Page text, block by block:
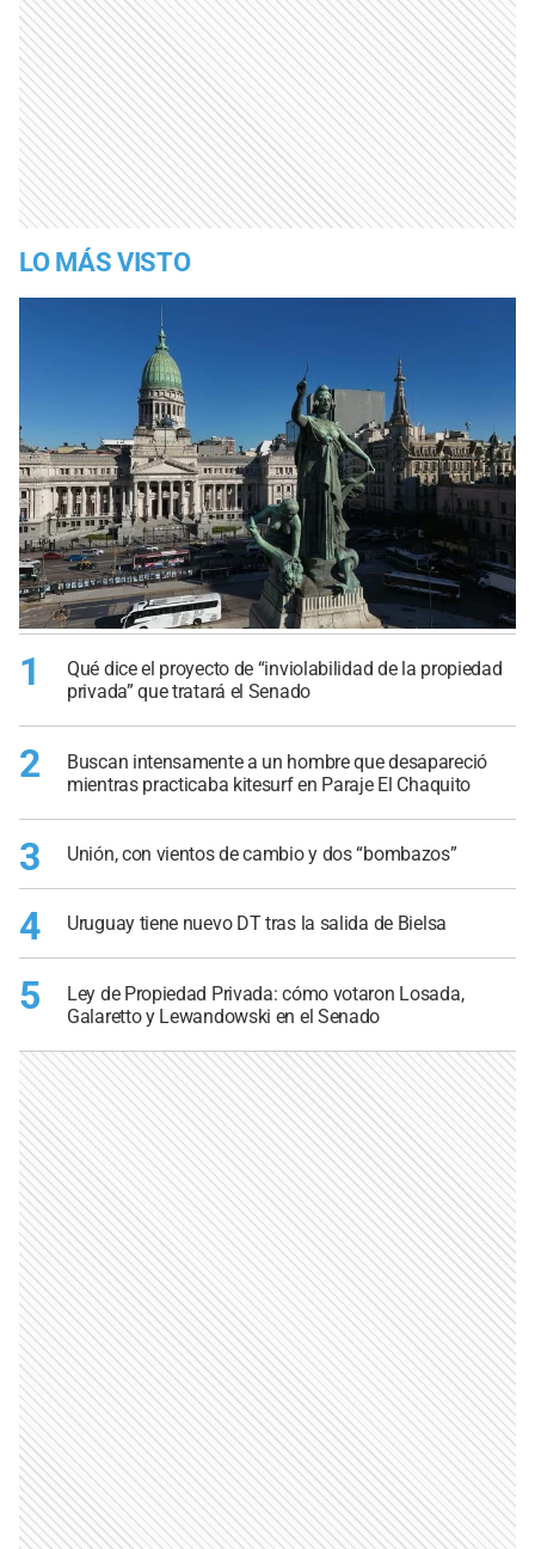
LO MÁS VISTO
1
Qué dice el proyecto de “inviolabilidad de la propiedad
privada” que tratará el Senado
2
Buscan intensamente a un hombre que desapareció
mientras practicaba kitesurf en Paraje El Chaquito
3 Unión, con vientos de cambio y dos “bombazos”
4 Uruguay tiene nuevo DT tras la salida de Bielsa
5
Ley de Propiedad Privada: cómo votaron Losada,
Galaretto y Lewandowski en el Senado